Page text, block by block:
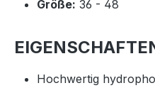
Größe: 36 - 48
Hochwertig